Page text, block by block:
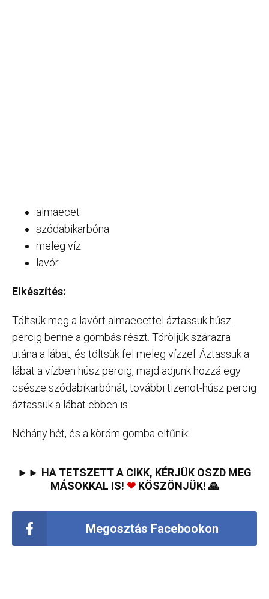
almaecet
szódabikarbóna
meleg víz
lavór
Elkészítés:
Töltsük meg a lavórt almaecettel áztassuk húsz
percig benne a gombás részt. Töröljük szárazra
utána a lábat, és töltsük fel meleg vízzel. Áztassuk a
lábat a vízben húsz percig, majd adjunk hozzá egy
csésze szódabikarbónát, további tizenöt-húsz percig
áztassuk a lábat ebben is.
Néhány hét, és a köröm gomba eltűnik.
►► HA TETSZETT A CIKK, KÉRJÜK OSZD MEG
MÁSOKKAL IS! ❤KÖSZÖNJÜK! 🙏
Megosztás Facebookon